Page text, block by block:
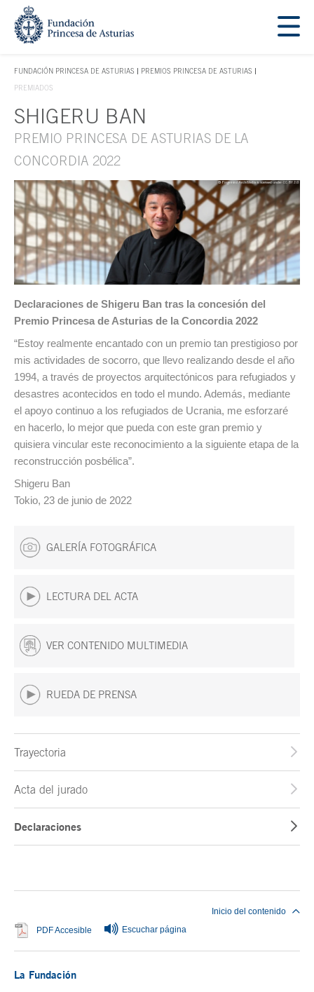
Saltar navegación. Ir directamente al contenido principal
FUNDACIÓN PRINCESA DE ASTURIAS
TECLA DE ACCESO 1
PREMIOS PRINCESA DE ASTURIAS
PREMIADOS
Contenido principal
SHIGERU BAN
PREMIO PRINCESA DE ASTURIAS DE LA
CONCORDIA 2022
Declaraciones de Shigeru Ban tras la concesión del
Premio Princesa de Asturias de la Concordia 2022
“Estoy realmente encantado con un premio tan prestigioso por
mis actividades de socorro, que llevo realizando desde el año
1994, a través de proyectos arquitectónicos para refugiados y
desastres acontecidos en todo el mundo. Además, mediante
el apoyo continuo a los refugiados de Ucrania, me esforzaré
en hacerlo, lo mejor que pueda con este gran premio y
quisiera vincular este reconocimiento a la siguiente etapa de la
reconstrucción posbélica”.
Shigeru Ban
Tokio, 23 de junio de 2022
GALERÍA FOTOGRÁFICA
LECTURA DEL ACTA
VER CONTENIDO MULTIMEDIA
RUEDA DE PRENSA
Trayectoria
Acta del jurado
Declaraciones
PDF Accesible Se abre en ventana nueva
Escuchar página
Inicio del contenido
La Fundación